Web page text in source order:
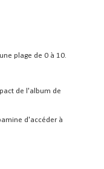
plage de 0 à 10.
de l'album de
d'accéder à